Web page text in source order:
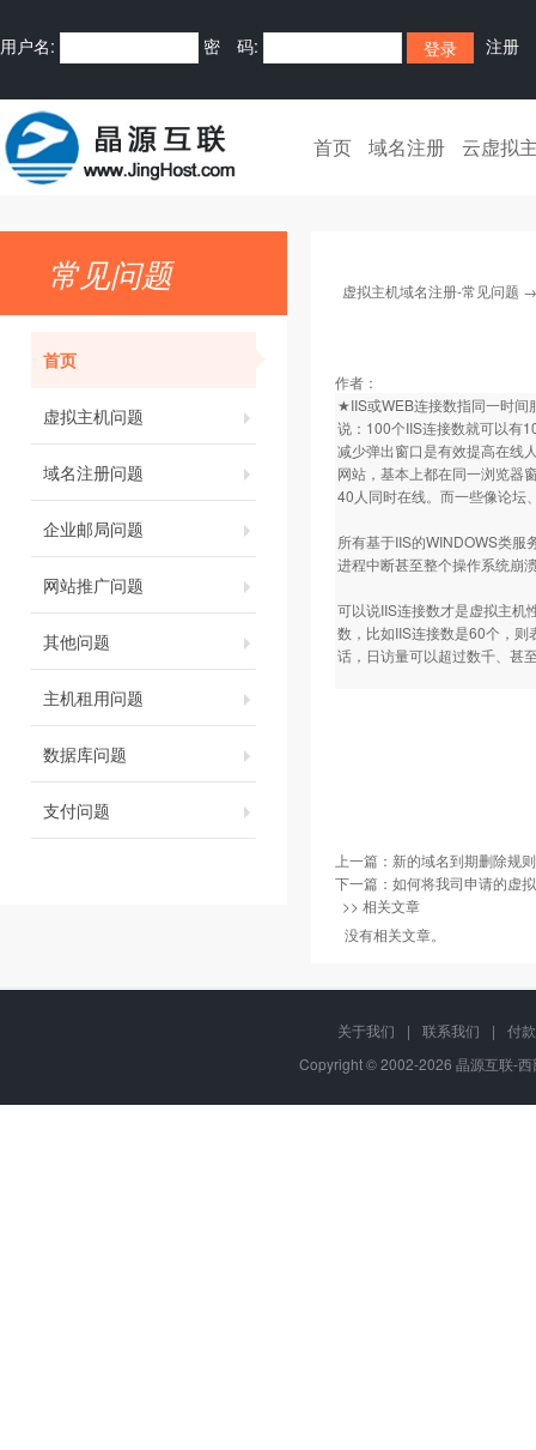
用户名: 密 码: 注册
首页 域名注册 云虚拟
常见问题
首页
虚拟主机问题
域名注册问题
企业邮局问题
网站推广问题
其他问题
主机租用问题
数据库问题
支付问题
虚拟主机域名注册-常见问题
作者：
★IIS或WEB连接数指同一时间
说：100个IIS连接数就可以有
减少弹出窗口是有效提高在线
网站，基本上都在同一浏览器
40人同时在线。而一些像论坛
所有基于IIS的WINDOWS类服
进程中断甚至整个操作系统崩
可以说IIS连接数才是虚拟主机
数，比如IIS连接数是60个，
话，日访量可以超过数千、甚
上一篇： 新的域名到期删除规
下一篇： 如何将我司申请的虚
>> 相关文章
没有相关文章。
关于我们 | 联系我们 |
付
Copyright © 2002-2026 晶源互联-